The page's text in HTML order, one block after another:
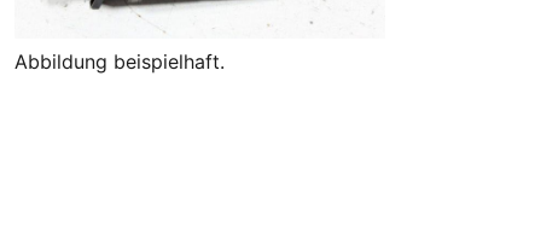
Abbildung beispielhaft.